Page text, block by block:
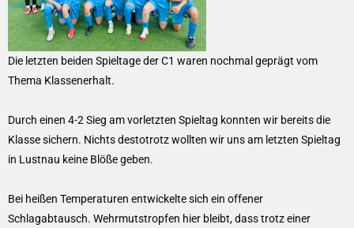
Die letzten beiden Spieltage der C1 waren nochmal geprägt vom
Thema Klassenerhalt.
Durch einen 4-2 Sieg am vorletzten Spieltag konnten wir bereits die
Klasse sichern. Nichts destotrotz wollten wir uns am letzten Spieltag
in Lustnau keine Blöße geben.
Bei heißen Temperaturen entwickelte sich ein offener
Schlagabtausch. Wehrmutstropfen hier bleibt, dass trotz einer